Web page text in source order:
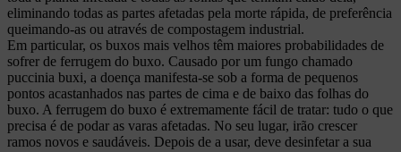
eliminando todas as partes afetadas pela morte rápida, de preferência
queimando-as ou através de compostagem industrial.
Em particular, os buxos mais velhos têm maiores probabilidades de
sofrer de ferrugem do buxo. Causado por um fungo chamado
puccinia buxi, a doença manifesta-se sob a forma de pequenos
pontos acastanhados nas partes de cima e de baixo das folhas do
buxo. A ferrugem do buxo é extremamente fácil de tratar: tudo o que
precisa é de podar as varas afetadas. No seu lugar, irão crescer
ramos novos e saudáveis. Depois de a usar, deve desinfetar a sua